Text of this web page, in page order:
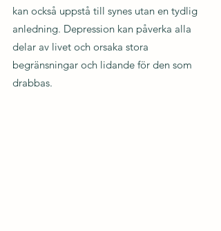
kan också uppstå till synes utan en tydlig
anledning. Depression kan påverka alla
delar av livet och orsaka stora
begränsningar och lidande för den som
drabbas.